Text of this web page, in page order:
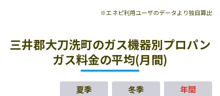
※エネピ利用ユーザのデータより独自算出
三井郡大刀洗町のガス機器別プロパン
ガス料金の平均(月間)
夏季 冬季
年間